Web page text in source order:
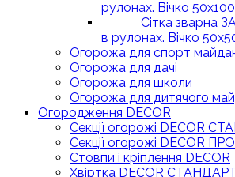
рулонах. Вічко
Сітка зварна
в рулонах. Вічко
Огорожа для спорт
Огорожа для дачі
Огорожа для школи
Огорожа для дитячого
Огородження DECOR
Секції огорожі DECOR
Секції огорожі DECOR
Стовпи і кріплення DECOR
Хвіртка DECOR